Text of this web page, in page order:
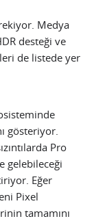
Medya
desteği ve
de listede yer
gösteriyor.
Pro
gelebileceği
Eğer
Pixel
tamamını